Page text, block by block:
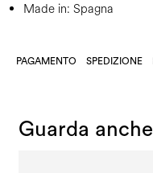
Made in: Spagna
PAGAMENTO SPEDIZIONE
Guarda anche